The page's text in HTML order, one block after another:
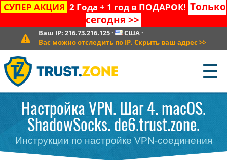
СУПЕР АКЦИЯ 2 Года + 1 год в ПОДАРОК! Только
сегодня >>
Ваш IP: 216.73.216.125· США·
Вас можно отследить по IP. Скрыть ваш адрес >>
☰
Настройка VPN. Шаг 4. macOS.
ShadowSocks. de6.trust.zone.
Инструкции по настройке VPN-соединения